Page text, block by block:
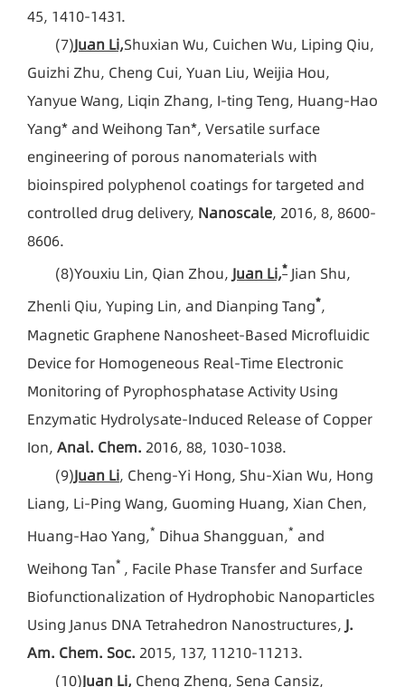
45, 1410-1431.
(7)Juan Li,Shuxian Wu, Cuichen Wu, Liping Qiu,
Guizhi Zhu, Cheng Cui, Yuan Liu, Weijia Hou,
Yanyue Wang, Liqin Zhang, I-ting Teng, Huang-Hao
Yang* and Weihong Tan*, Versatile surface
engineering of porous nanomaterials with
bioinspired polyphenol coatings for targeted and
controlled drug delivery, Nanoscale, 2016, 8, 8600-
8606.
(8)Youxiu Lin, Qian Zhou, Juan Li,* Jian Shu,
Zhenli Qiu, Yuping Lin, and Dianping Tang*,
Magnetic Graphene Nanosheet-Based Microfluidic
Device for Homogeneous Real-Time Electronic
Monitoring of Pyrophosphatase Activity Using
Enzymatic Hydrolysate-Induced Release of Copper
Ion, Anal. Chem. 2016, 88, 1030-1038.
(9)Juan Li, Cheng-Yi Hong, Shu-Xian Wu, Hong
Liang, Li-Ping Wang, Guoming Huang, Xian Chen,
Huang-Hao Yang,* Dihua Shangguan,* and
Weihong Tan* , Facile Phase Transfer and Surface
Biofunctionalization of Hydrophobic Nanoparticles
Using Janus DNA Tetrahedron Nanostructures, J.
Am. Chem. Soc. 2015, 137, 11210-11213.
(10)Juan Li, Cheng Zheng, Sena Cansiz,